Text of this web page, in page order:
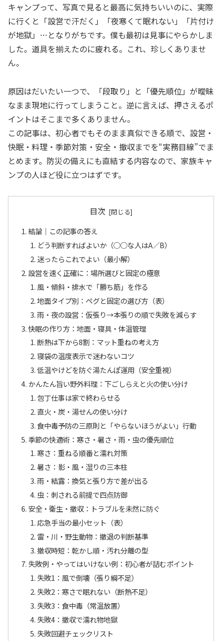
キャンプって、写真で見ると最高に気持ちいいのに、実際
に行くと「設営で汗だく」「夜寒くて眠れない」「片付け
が地獄」…となりがちです。僕も最初は見事にやらかしま
した。道具を揃えたのに疲れる。これ、珍しくありませ
ん。
原因はだいたい一つで、「段取り」と「優先順位」が曖昧
なまま現地に行ってしまうこと。逆に言えば、押さえるポ
イントはそこまで多くありません。
この記事は、初心者でもそのまま真似できる順で、設営・
快眠・料理・季節対策・安全・撤収までを“実務目線”でま
とめます。防災の備えにも直結する内容なので、家族キャ
ンプの人ほど役に立つはずです。
目次
結論｜この記事の答え
どう判断すればよいか（○○な人はA／B）
迷ったらこれでよい（最小解）
設営を速く正確に：場所選びと固定の極意
風・傾斜・排水で「勝ち筋」を作る
地面タイプ別：ペグと固定の選び方（表）
雨・夜の設営：仮張り→本張りの順で失敗を減らす
快眠の作り方：地面・寝具・体温管理
断熱は下から8割：マット重ねの考え方
寝袋の温度表示で迷わないコツ
低温やけどを防ぐ湯たんぽ運用（安全重視）
かんたん旨い野外料理：下ごしらえと火の使い分け
包丁仕事は家で終わらせる
直火・炭・湯せんの使い分け
食中毒予防の三原則と「やらないほうがよい」行動
季節の快適術：寒さ・暑さ・雨・虫の優先順位
寒さ：重ねる順番と濡れ対策
暑さ：影・風・湿りの三本柱
雨・結露：換気と張り方で差が出る
虫：刺される前提で四点防御
安全・衛生・撤収：トラブルを未然に防ぐ
応急手当の最小セット（表）
雷・川・野生動物：撤退の判断基準
撤収時短：乾かし順・汚れ分離の型
失敗例・やってはいけない例：初心者が詰むポイント
失敗1：風で倒壊（張り綱不足）
失敗2：寒さで眠れない（断熱不足）
失敗3：食中毒（常温放置）
失敗4：撤収で濡れ物地獄
失敗回避チェックリスト